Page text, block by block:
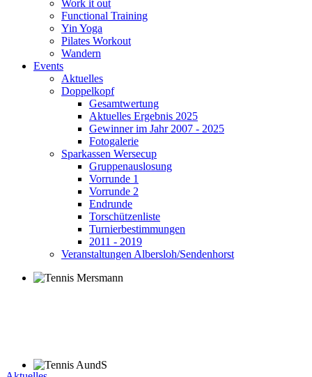
Work it out
Functional Training
Yin Yoga
Pilates Workout
Wandern
Events
Aktuelles
Doppelkopf
Gesamtwertung
Aktuelles Ergebnis 2025
Gewinner im Jahr 2007 - 2025
Fotogalerie
Sparkassen Wersecup
Gruppenauslosung
Vorrunde 1
Vorrunde 2
Endrunde
Torschützenliste
Turnierbestimmungen
2011 - 2019
Veranstaltungen Albersloh/Sendenhorst